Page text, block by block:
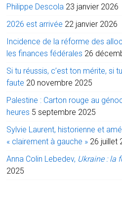
Philippe Descola 23 janvier 2026
2026 est arrivée 22 janvier 2026
Incidence de la réforme des
les finances fédérales 26
Si tu réussis, c’est ton mérite, si
faute 20 novembre 2025
Palestine : Carton rouge au
heures 5 septembre 2025
Sylvie Laurent, historienne et
« clairement à gauche » 26 juillet
Anna Colin Lebedev, Ukraine : la
2025